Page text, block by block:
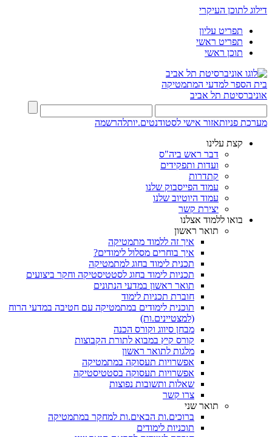
דילוג לתוכן העיקרי
תפריט עליון
תפריט ראשי
תוכן ראשי
בית הספר למדעי המתמטיקה
אוניברסיטת תל אביב
מערכת פניותאזור אישי לסטודנטים.יותלהרשמה
קצת עלינו
דבר ראש ביה"ס
ועדות ותפקידים
קתדרות
עמוד הפייסבוק שלנו
עמוד היוטיוב שלנו
יצירת קשר
בואו ללמוד אצלנו
תואר ראשון
איך זה ללמוד מתמטיקה
איך בוחרים מסלול לימודים?
תכנית לימוד בחוג למתמטיקה
תכניות לימוד בחוג לסטטיסטיקה וחקר ביצועים
תואר ראשון במדעי הנתונים
חוברת תכניות לימוד
תוכנית לימודים במתמטיקה עם חטיבה במדעי הרוח
(למצטיינים.ות)
מבחן סיווג וקורס הכנה
קורס קיץ במבוא לתורת הקבוצות
מלגות לתואר ראשון
אפשרויות תעסוקה במתמטיקה
אפשרויות תעסוקה בסטטיסטיקה
שאלות ותשובות נפוצות
צרו קשר
תואר שני
ברוכים.ות הבאים.ות למחקר במתמטיקה
תוכניות לימודים